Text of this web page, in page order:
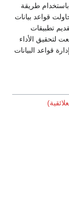
طريقة
قواعد بيانات
تطبيقات
لتحقيق الأداء
قواعد البيانات